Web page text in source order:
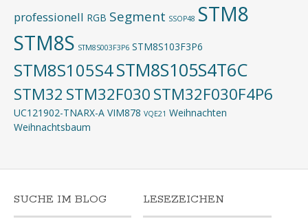
professionell RGB Segment SSOP48 STM8
STM8S STM8S003F3P6 STM8S103F3P6
STM8S105S4STM8S105S4T6C
STM32 STM32F030STM32F030F4P6
UC121902-TNARX-A VIM878 VQE21 Weihnachten
Weihnachtsbaum
SUCHE IM BLOG LESEZEICHEN